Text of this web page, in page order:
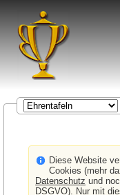
Diese Website
Cookies (mehr
Datenschutz und
DSGVO). Nur mit